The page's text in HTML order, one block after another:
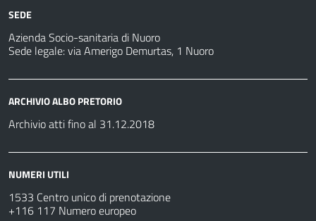
SEDE
Azienda Socio-sanitaria di Nuoro
Sede legale: via Amerigo Demurtas, 1 Nuoro
ARCHIVIO ALBO PRETORIO
Archivio atti fino al 31.12.2018
NUMERI UTILI
1533 Centro unico di prenotazione
+116 117 Numero europeo